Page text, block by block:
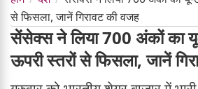
से फिसला, जानें गिरावट की वजह
सेंसेक्स ने लिया 700 अंकों का यू-
ऊपरी स्तरों से फिसला, जानें